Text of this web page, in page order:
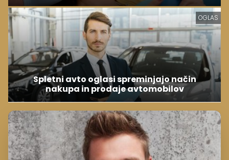
OGLAS
Spletni avto oglasi spreminjajo način
nakupa in prodaje avtomobilov